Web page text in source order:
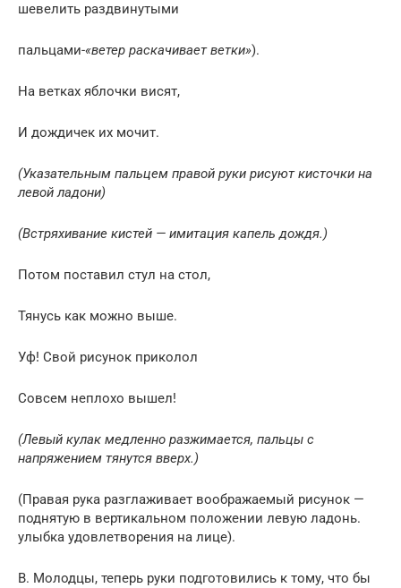
шевелить раздвинутыми
пальцами-«ветер раскачивает ветки»).
На ветках яблочки висят,
И дождичек их мочит.
(Указательным пальцем правой руки рисуют кисточки на
левой ладони)
(Встряхивание кистей — имитация капель дождя.)
Потом поставил стул на стол,
Тянусь как можно выше.
Уф! Свой рисунок приколол
Совсем неплохо вышел!
(Левый кулак медленно разжимается, пальцы с
напряжением тянутся вверх.)
(Правая рука разглаживает воображаемый рисунок —
поднятую в вертикальном положении левую ладонь.
улыбка удовлетворения на лице).
В. Молодцы, теперь руки подготовились к тому, что бы